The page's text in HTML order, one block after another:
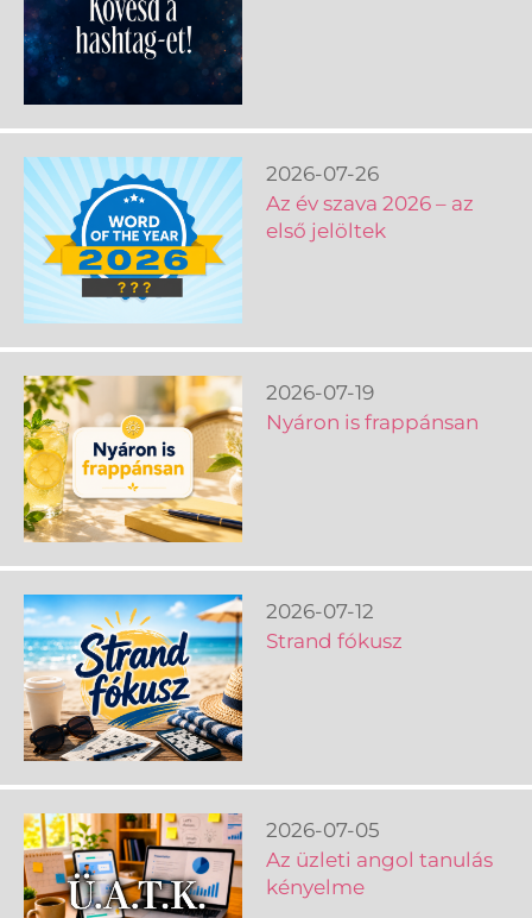
2026-07-26
Az év szava 2026 – az
első jelöltek
2026-07-19
Nyáron is frappánsan
2026-07-12
Strand fókusz
2026-07-05
Az üzleti angol tanulás
kényelme